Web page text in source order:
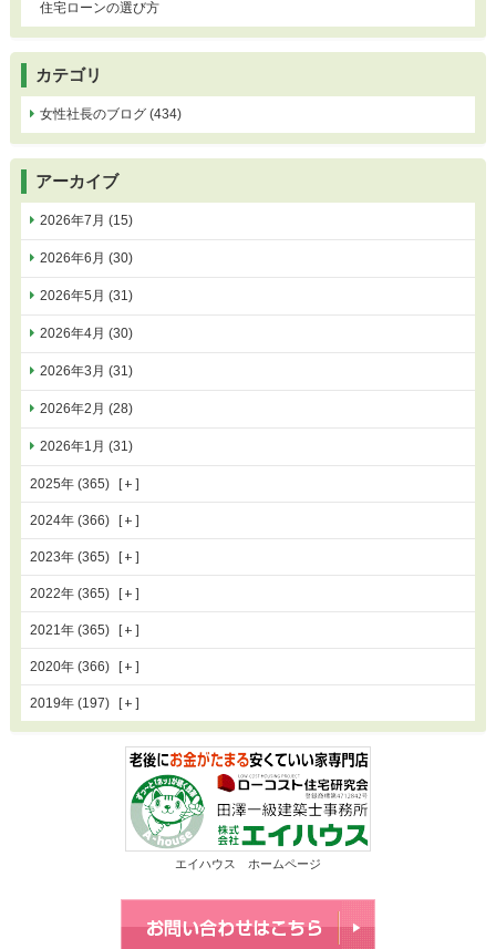
住宅ローンの選び方
カテゴリ
女性社長のブログ (434)
アーカイブ
2026年7月 (15)
2026年6月 (30)
2026年5月 (31)
2026年4月 (30)
2026年3月 (31)
2026年2月 (28)
2026年1月 (31)
2025年 (365)
2024年 (366)
2023年 (365)
2022年 (365)
2021年 (365)
2020年 (366)
2019年 (197)
エイハウス ホームページ